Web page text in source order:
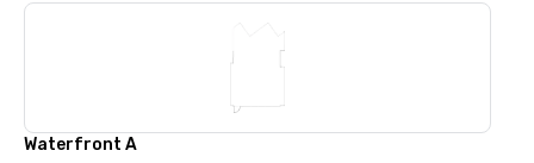
Waterfront A